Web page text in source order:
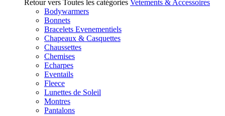
Retour vers Toutes les catégories Vetements & Accessoires
Bodywarmers
Bonnets
Bracelets Evenementiels
Chapeaux & Casquettes
Chaussettes
Chemises
Echarpes
Eventails
Fleece
Lunettes de Soleil
Montres
Pantalons